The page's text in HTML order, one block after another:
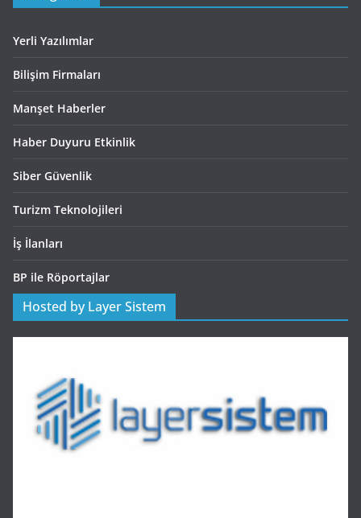
Yerli Yazılımlar
Bilişim Firmaları
Manşet Haberler
Haber Duyuru Etkinlik
Siber Güvenlik
Turizm Teknolojileri
İş İlanları
BP ile Röportajlar
Hosted by Layer Sistem